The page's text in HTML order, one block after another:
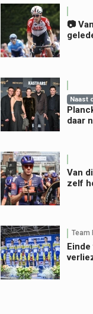
📷
Naast
daar
Van
zelf
Team